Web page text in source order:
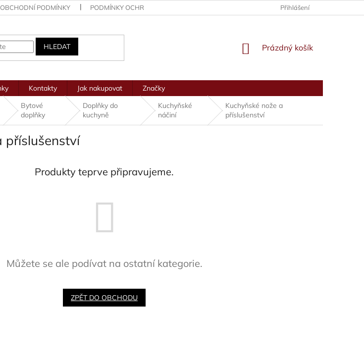
OBCHODNÍ PODMÍNKY PODMÍNKY OCHRANY OSOBNÍCH ÚDAJŮ Přihlášení
HLEDAT
NÁKUPNÍ
Prázdný košík
Kontakty Jak nakupovat Značky
Bytové
doplňky
Doplňky do
kuchyně
Kuchyňské
náčiní
Kuchyňské nože a
příslušenství
příslušenství
Produkty teprve připravujeme.
Můžete se ale podívat na ostatní kategorie.
ZPĚT DO OBCHODU